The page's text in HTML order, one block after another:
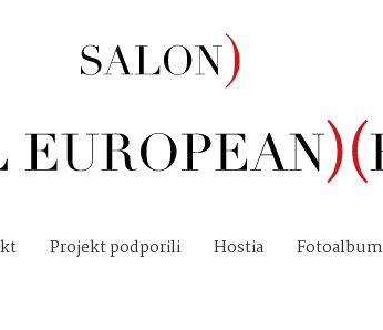
Projekt podporili Hostia Fotoalbum